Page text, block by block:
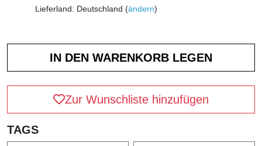
Lieferland: Deutschland (ändern)
Zur Wunschliste hinzufügen
TAGS